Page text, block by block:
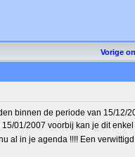
Vorige
binnen de periode van 15/12/
01/2007 voorbij kan je dit
al in je agenda !!!! Een verwittigd